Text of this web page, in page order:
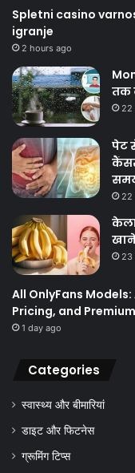
Spletni casino
igranje
2 hours ago
तक
22
पेट
22
23
All OnlyFans
Pricing, and
1 day ago
Categories
स्वास्थ्य और बीमारियां
डाइट और फिटनेस
ग्रूमिंग टिप्स